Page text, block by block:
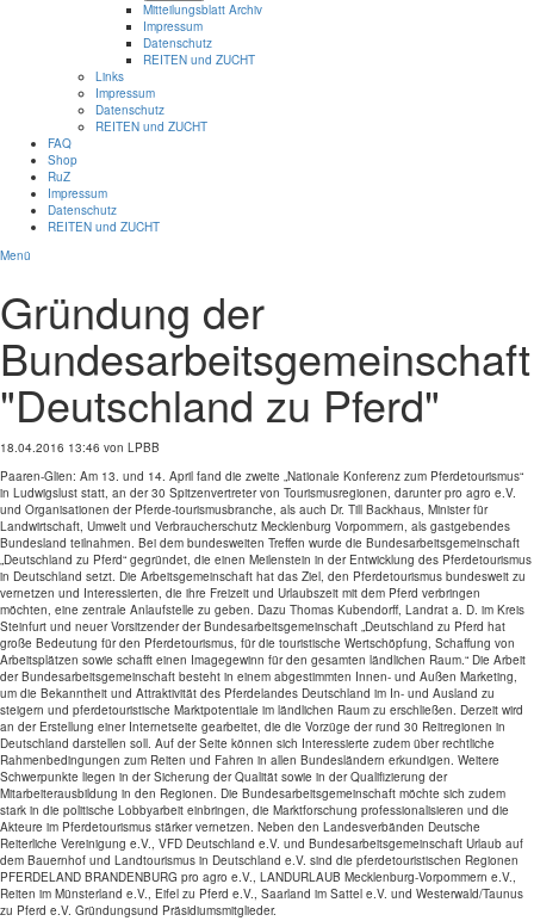
Mitteilungsblatt Archiv
Impressum
Datenschutz
REITEN und ZUCHT
Links
Impressum
Datenschutz
REITEN und ZUCHT
FAQ
Shop
RuZ
Impressum
Datenschutz
REITEN und ZUCHT
Menü
Gründung der
Bundesarbeitsgemeinschaft
"Deutschland zu Pferd"
18.04.2016 13:46 von LPBB
Paaren-Glien: Am 13. und 14. April fand die zweite „Nationale Konferenz zum Pferdetourismus“
in Ludwigslust statt, an der 30 Spitzenvertreter von Tourismusregionen, darunter pro agro e.V.
und Organisationen der Pferde-tourismusbranche, als auch Dr. Till Backhaus, Minister für
Landwirtschaft, Umwelt und Verbraucherschutz Mecklenburg Vorpommern, als gastgebendes
Bundesland teilnahmen. Bei dem bundesweiten Treffen wurde die Bundesarbeitsgemeinschaft
„Deutschland zu Pferd“ gegründet, die einen Meilenstein in der Entwicklung des Pferdetourismus
in Deutschland setzt. Die Arbeitsgemeinschaft hat das Ziel, den Pferdetourismus bundesweit zu
vernetzen und Interessierten, die ihre Freizeit und Urlaubszeit mit dem Pferd verbringen
möchten, eine zentrale Anlaufstelle zu geben. Dazu Thomas Kubendorff, Landrat a. D. im Kreis
Steinfurt und neuer Vorsitzender der Bundesarbeitsgemeinschaft „Deutschland zu Pferd hat
große Bedeutung für den Pferdetourismus, für die touristische Wertschöpfung, Schaffung von
Arbeitsplätzen sowie schafft einen Imagegewinn für den gesamten ländlichen Raum.“ Die Arbeit
der Bundesarbeitsgemeinschaft besteht in einem abgestimmten Innen- und Außen Marketing,
um die Bekanntheit und Attraktivität des Pferdelandes Deutschland im In- und Ausland zu
steigern und pferdetouristische Marktpotentiale im ländlichen Raum zu erschließen. Derzeit wird
an der Erstellung einer Internetseite gearbeitet, die die Vorzüge der rund 30 Reitregionen in
Deutschland darstellen soll. Auf der Seite können sich Interessierte zudem über rechtliche
Rahmenbedingungen zum Reiten und Fahren in allen Bundesländern erkundigen. Weitere
Schwerpunkte liegen in der Sicherung der Qualität sowie in der Qualifizierung der
Mitarbeiterausbildung in den Regionen. Die Bundesarbeitsgemeinschaft möchte sich zudem
stark in die politische Lobbyarbeit einbringen, die Marktforschung professionalisieren und die
Akteure im Pferdetourismus stärker vernetzen. Neben den Landesverbänden Deutsche
Reiterliche Vereinigung e.V., VFD Deutschland e.V. und Bundesarbeitsgemeinschaft Urlaub auf
dem Bauernhof und Landtourismus in Deutschland e.V. sind die pferdetouristischen Regionen
PFERDELAND BRANDENBURG pro agro e.V., LANDURLAUB Mecklenburg-Vorpommern e.V.,
Reiten im Münsterland e.V., Eifel zu Pferd e.V., Saarland im Sattel e.V. und Westerwald/Taunus
zu Pferd e.V. Gründungsund Präsidiumsmitglieder.